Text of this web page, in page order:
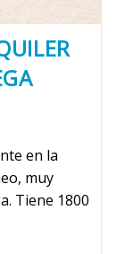
en la
muy
Tiene 1800